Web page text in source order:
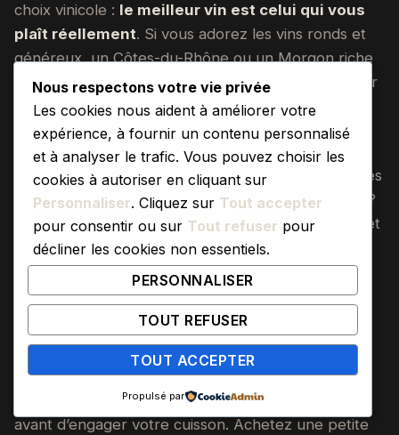
choix vinicole : le meilleur vin est celui qui vous
plaît réellement. Si vous adorez les vins ronds et
généreux, un Côtes-du-Rhône ou un Morgon riche
vous apportera plus de satisfaction qu’un Pinot Noir
délicatement floral, même techniquement
irréprochable.
Commencez par évaluer vos préférences gustatives
personnelles. Vous aimez les vins légers et fruités ?
Direction le Beaujolais. Vous préférez la structure et
la complexité ? Optez pour la Bourgogne ou un vin
de Loire plus charpenté. Cette honnêteté envers
vous-même produit toujours les résultats les plus
Expérimenter sans risquer le plat
La meilleure stratégie consiste à évaluer un vin
avant d’engager votre cuisson. Achetez une petite
Nous respectons votre vie privée
Les cookies nous aident à améliorer votre
expérience, à fournir un contenu personnalisé
et à analyser le trafic. Vous pouvez choisir les
cookies à autoriser en cliquant sur
Personnaliser. Cliquez sur Tout accepter
pour consentir ou sur Tout refuser pour
décliner les cookies non essentiels.
PERSONNALISER
TOUT REFUSER
TOUT ACCEPTER
Propulsé par